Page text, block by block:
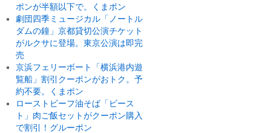
ポンが半額以下で。くまポン
劇団四季ミュージカル「ノートル
ダムの鐘」京都貸切公演チケット
がルクサに登場。東京公演は即完
売
京浜フェリーボート「横浜港内遊
覧船」割引クーポンがおトク。予
約不要。くまポン
ローストビーフ油そば「ビース
ト」肉ご飯セットがクーポン購入
で割引！グルーポン